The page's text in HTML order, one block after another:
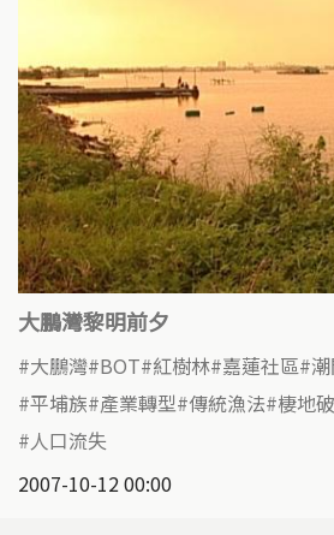
大鵬灣黎明前夕
大鵬灣 BOT 紅樹林 嘉蓮社區
平埔族 產業轉型 傳統漁法 棲地
人口流失
2007-10-12 00:00